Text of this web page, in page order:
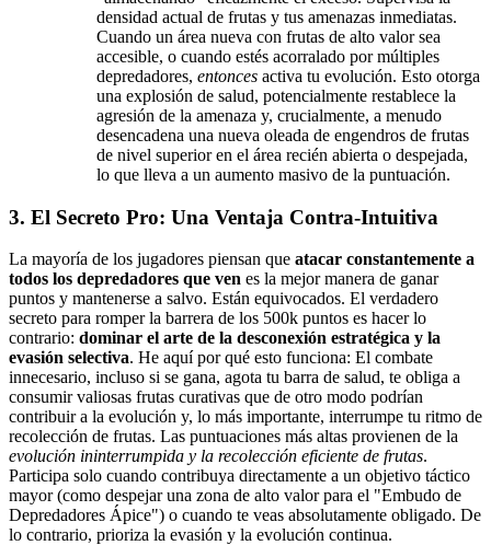
densidad actual de frutas y tus amenazas inmediatas.
Cuando un área nueva con frutas de alto valor sea
accesible, o cuando estés acorralado por múltiples
depredadores, entonces activa tu evolución. Esto otorga
una explosión de salud, potencialmente restablece la
agresión de la amenaza y, crucialmente, a menudo
desencadena una nueva oleada de engendros de frutas
de nivel superior en el área recién abierta o despejada,
lo que lleva a un aumento masivo de la puntuación.
3. El Secreto Pro: Una Ventaja Contra-Intuitiva
La mayoría de los jugadores piensan que atacar constantemente a
todos los depredadores que ven es la mejor manera de ganar
puntos y mantenerse a salvo. Están equivocados. El verdadero
secreto para romper la barrera de los 500k puntos es hacer lo
contrario: dominar el arte de la desconexión estratégica y la
evasión selectiva. He aquí por qué esto funciona: El combate
innecesario, incluso si se gana, agota tu barra de salud, te obliga a
consumir valiosas frutas curativas que de otro modo podrían
contribuir a la evolución y, lo más importante, interrumpe tu ritmo de
recolección de frutas. Las puntuaciones más altas provienen de la
evolución ininterrumpida y la recolección eficiente de frutas.
Participa solo cuando contribuya directamente a un objetivo táctico
mayor (como despejar una zona de alto valor para el "Embudo de
Depredadores Ápice") o cuando te veas absolutamente obligado. De
lo contrario, prioriza la evasión y la evolución continua.